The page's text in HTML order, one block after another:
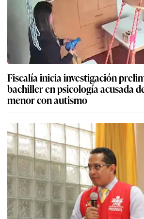
Fiscalía inicia investigación
bachiller en psicología acusada
menor con autismo